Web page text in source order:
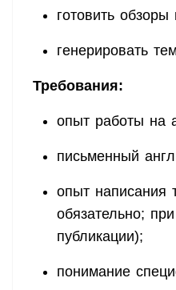
готовить
генерировать
Требования:
опыт работы на
письменный
опыт написания
обязательно;
публикации);
понимание